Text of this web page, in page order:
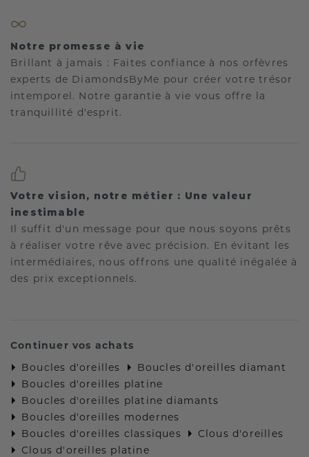
Notre promesse à vie
Brillant à jamais : Faites confiance à nos orfèvres
experts de DiamondsByMe pour créer votre trésor
intemporel. Notre garantie à vie vous offre la
tranquillité d'esprit.
Votre vision, notre métier : Une valeur
inestimable
Il suffit d'un message pour que nous soyons prêts
à réaliser votre rêve avec précision. En évitant les
intermédiaires, nous offrons une qualité inégalée à
des prix exceptionnels.
Continuer vos achats
Boucles d'oreilles
Boucles d'oreilles diamant
Boucles d'oreilles platine
Boucles d'oreilles platine diamants
Boucles d'oreilles modernes
Boucles d'oreilles classiques
Clous d'oreilles
Clous d'oreilles platine